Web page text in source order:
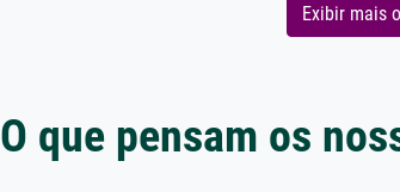
Exibir mais
O que pensam os